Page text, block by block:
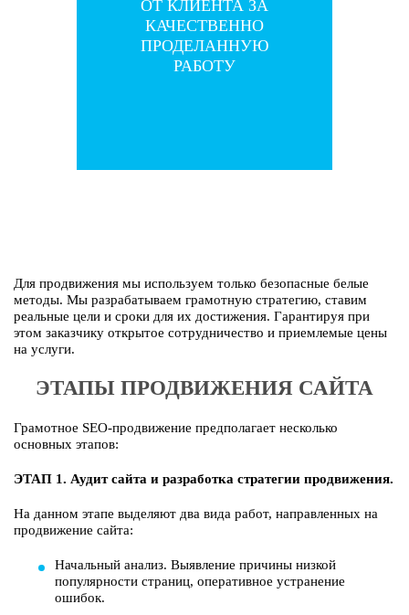
ОТ КЛИЕНТА ЗА
КАЧЕСТВЕННО
ПРОДЕЛАННУЮ
РАБОТУ
ОТ КЛИЕНТА ЗА
КАЧЕСТВЕННО
ПРОДЕЛАННУЮ
РАБОТУ
Для продвижения мы используем только безопасные белые
методы. Мы разрабатываем грамотную стратегию, ставим
реальные цели и сроки для их достижения. Гарантируя при
этом заказчику открытое сотрудничество и приемлемые цены
на услуги.
ЭТАПЫ ПРОДВИЖЕНИЯ САЙТА
Грамотное SEO-продвижение предполагает несколько
основных этапов:
ЭТАП 1. Аудит сайта и разработка стратегии продвижения.
На данном этапе выделяют два вида работ, направленных на
продвижение сайта:
Начальный анализ. Выявление причины низкой
популярности страниц, оперативное устранение
ошибок.